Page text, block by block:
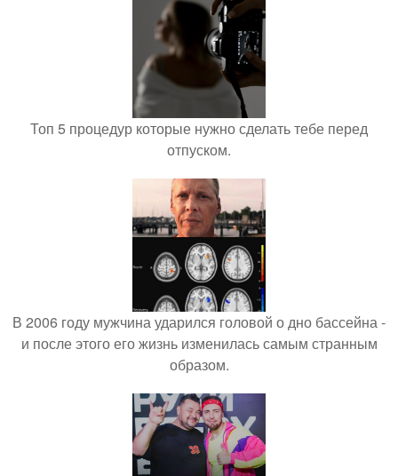
Топ 5 процедур которые нужно сделать тебе перед
отпуском.
В 2006 году мужчина ударился головой о дно бассейна -
и после этого его жизнь изменилась самым странным
образом.